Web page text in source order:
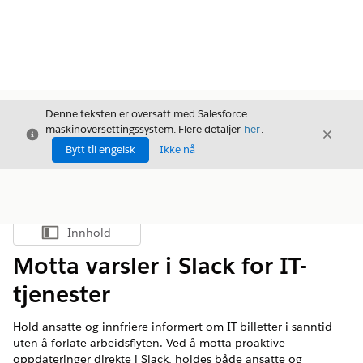
Avslutt
Denne teksten er oversatt med Salesforce
maskinoversettingssystem. Flere detaljer her.
Bytt til engelsk
Ikke nå
Avslutt
Vis innholdsfortegnelse
Innhold
Motta varsler i Slack for IT-
tjenester
Hold ansatte og innfriere informert om IT-billetter i sanntid
uten å forlate arbeidsflyten. Ved å motta proaktive
oppdateringer direkte i Slack, holdes både ansatte og